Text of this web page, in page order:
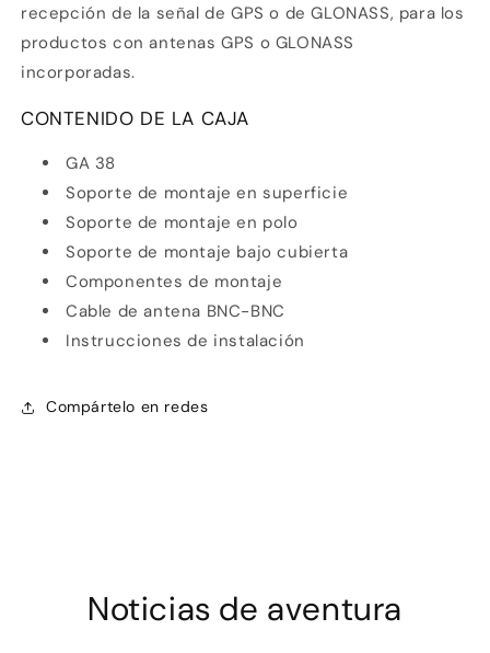
recepción de la señal de GPS o de GLONASS, para los
productos con antenas GPS o GLONASS
incorporadas.
CONTENIDO DE LA CAJA
GA 38
Soporte de montaje en superficie
Soporte de montaje en polo
Soporte de montaje bajo cubierta
Componentes de montaje
Cable de antena BNC-BNC
Instrucciones de instalación
Compártelo en redes
Noticias de aventura
Compra ahora y paga a meses
sin tarjeta de crédito
1 Agrega tu producto al carrito y
2 En tu cuenta de Mercado Pago,
Paga mes a mescon saldo disponible,
débito u otros medios.
Crédito sujeto a aprobación.
¿Tienes dudas? Consulta nuestra